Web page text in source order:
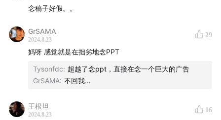
也呈爆发式增长。
小红书作为当下年轻人的生活方式社区、消费者的真实消
费决策场以及品牌的天然种草场，一方面承载着用户对于
这波趋势流行下建立起了真实联结。本期播客将围绕时下
国货趋势，从数据、品牌案例、营销工具及人群洞察等维
度,探究中式审美下国货品牌与用户之间的"双向奔赴"。
念稿子好假。。
GrSAMA
2024.8.23
29
妈呀 感觉就是在拙劣地念PPT
Tysonfdc: 超越了念ppt，直接在念一个巨大的广告
GrSAMA: 不回我…
王根坦
2024.8.23
16